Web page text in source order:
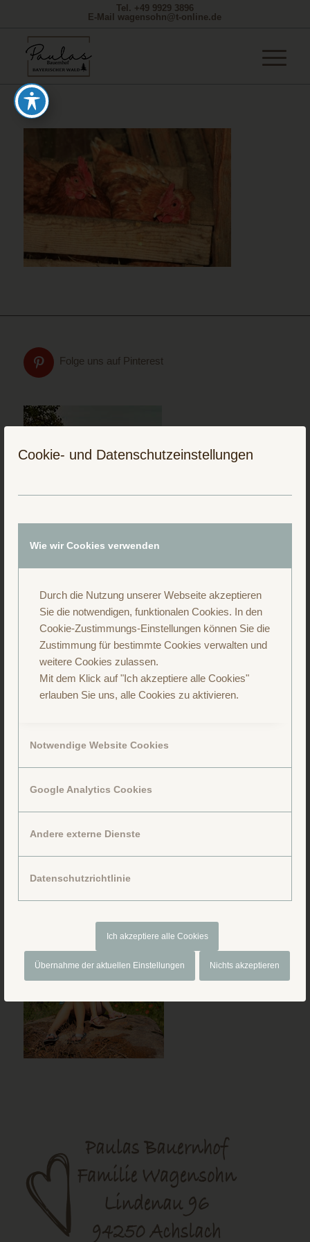
Cookie- und Datenschutzeinstellungen
Wie wir Cookies verwenden
Durch die Nutzung unserer Webseite akzeptieren
Sie die notwendigen, funktionalen Cookies. In den
Cookie-Zustimmungs-Einstellungen können Sie die
Zustimmung für bestimmte Cookies verwalten und
weitere Cookies zulassen.
Mit dem Klick auf "Ich akzeptiere alle Cookies"
erlauben Sie uns, alle Cookies zu aktivieren.
Notwendige Website Cookies
Google Analytics Cookies
Andere externe Dienste
Datenschutzrichtlinie
Ich akzeptiere alle Cookies
Übernahme der aktuellen Einstellungen Nichts akzeptieren
Tel. +49 9929 3896
E-Mail wagensohn@t-online.de
Folge uns auf Pinterest
Folge uns auf Instagram
Folge uns auf Facebook